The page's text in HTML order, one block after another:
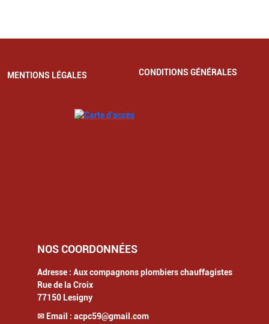
MENTIONS LÉGALES CONDITIONS GÉNÉRALES
NOS COORDONNÉES
Adresse : Aux compagnons plombiers chauffagistes
Rue de la Croix
77150 Lesigny
✉ Email : acpc59@gmail.com